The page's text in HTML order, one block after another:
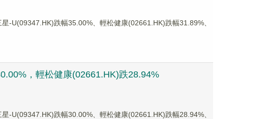
-U(09347.HK)跌幅35.00%、輕松健康(02661.HK)跌幅31.89%、
，輕松健康(02661.HK)跌28.94%
-U(09347.HK)跌幅30.00%、輕松健康(02661.HK)跌幅28.94%、